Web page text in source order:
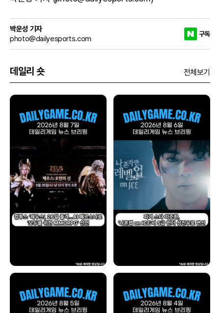
박운성 기자
photo@dailyesports.com
구독
데일리 숏 전체보기